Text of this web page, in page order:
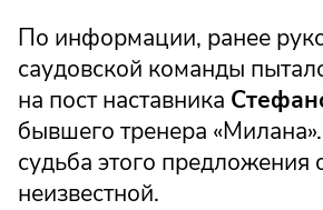
По информации, ранее
саудовской команды
на пост наставника
бывшего тренера
судьба этого предложения
неизвестной.